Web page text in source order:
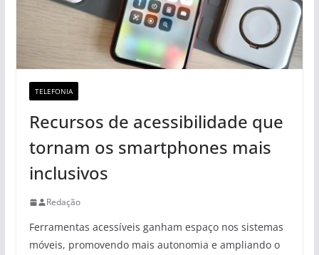
TELEFONIA
Recursos de acessibilidade que
tornam os smartphones mais
inclusivos
Redação
Ferramentas acessíveis ganham espaço nos sistemas
móveis, promovendo mais autonomia e ampliando o